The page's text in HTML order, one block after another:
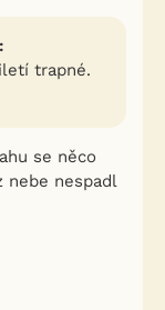
trapné.
se něco
nebe nespadl